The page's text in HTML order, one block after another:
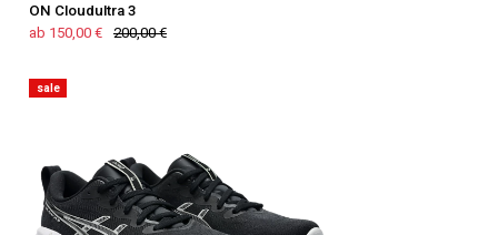
ON Cloudultra 3
ab 150,00 €
200,00 €
sale